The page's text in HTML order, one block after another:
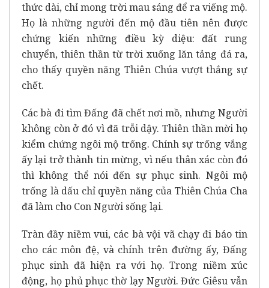
thức dài, chỉ mong trời mau sáng để ra viếng mộ.
Họ là những người đến mộ đầu tiên nên được
chứng kiến những điều kỳ diệu: đất rung
chuyển, thiên thần từ trời xuống lăn tảng đá ra,
cho thấy quyền năng Thiên Chúa vượt thắng sự
chết.
Các bà đi tìm Đấng đã chết nơi mồ, nhưng Người
không còn ở đó vì đã trỗi dậy. Thiên thần mời họ
kiểm chứng ngôi mộ trống. Chính sự trống vắng
ấy lại trở thành tin mừng, vì nếu thân xác còn đó
thì không thể nói đến sự phục sinh. Ngôi mộ
trống là dấu chỉ quyền năng của Thiên Chúa Cha
đã làm cho Con Người sống lại.
Tràn đầy niềm vui, các bà vội vã chạy đi báo tin
cho các môn đệ, và chính trên đường ấy, Đấng
phục sinh đã hiện ra với họ. Trong niềm xúc
động, họ phủ phục thờ lạy Người. Đức Giêsu vẫn